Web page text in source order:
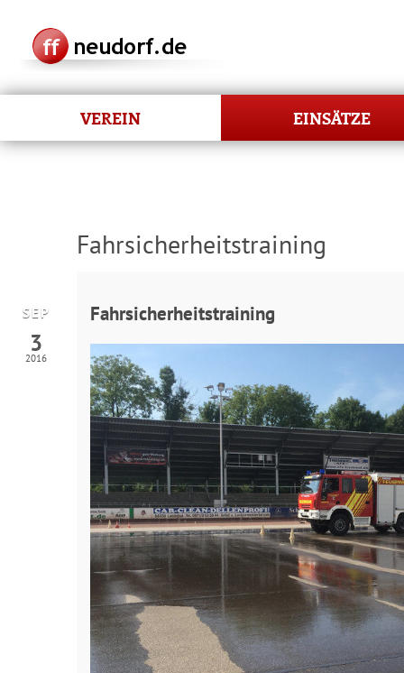
VEREIN EINSÄTZE
Fahrsicherheitstraining
Fahrsicherheitstraining
2016
3
SEP